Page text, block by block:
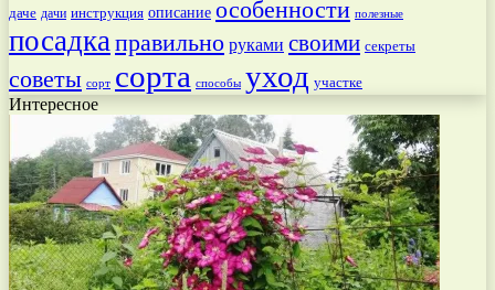
даче дачи инструкция описание особенности полезные
посадкаправильно руками своими секреты
советы сорт сорта способы уход участке
Интересное